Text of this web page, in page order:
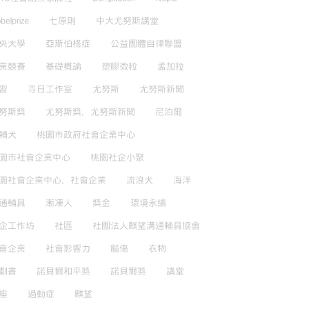
七原則 中大尤努斯講堂
大學 亞斯伯格症 公益團體自律聯盟
競賽 基礎概論 塑膠微粒 孟加拉
寺日工作室 尤努斯 尤努斯新聞
斯獎 尤努斯獎，尤努斯新聞 尼泊爾
犬 桃園市政府社會企業中心
市社會企業中心 桃園社企小聚
社會企業中心，社會企業 流浪犬 海洋
輔具 漸凍人 獎金 環境永續
工作坊 社區 社團法人麒望溝通輔具協會
企業 社會影響力 腦傷 衣物
書 諾貝爾和平獎 諾貝爾獎 講堂
過動症 麒望